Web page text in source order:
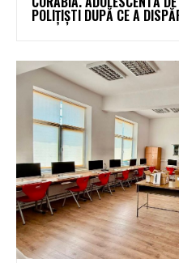
POLIȚIȘTI DUPĂ CE A